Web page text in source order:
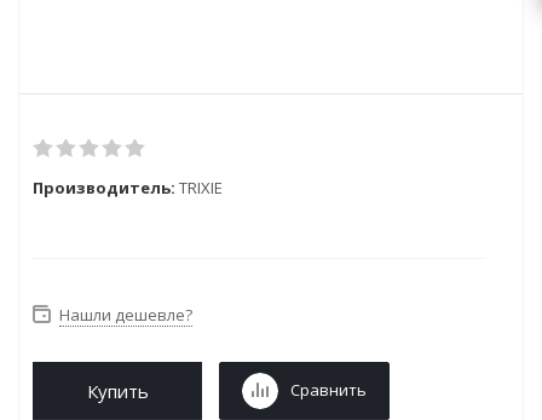
Производитель: TRIXIE
Нашли дешевле?
Купить Сравнить